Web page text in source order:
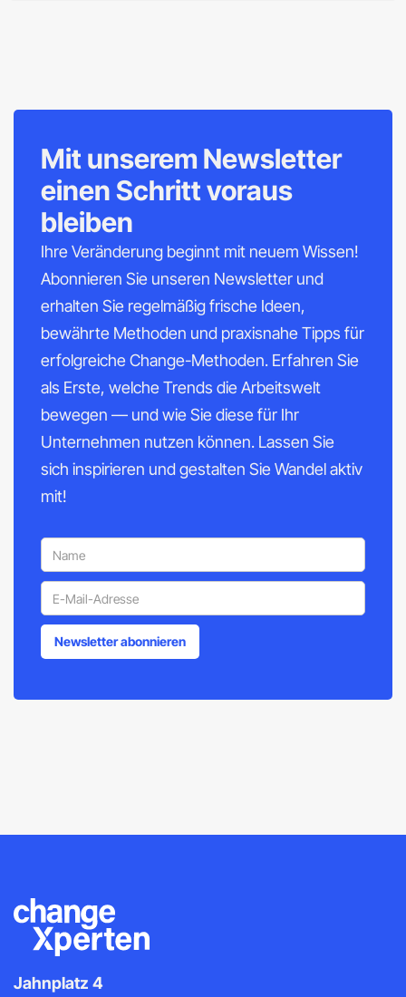
Mit unserem Newsletter
einen Schritt voraus
bleiben
Ihre Veränderung beginnt mit neuem Wissen!
Abonnieren Sie unseren Newsletter und
erhalten Sie regelmäßig frische Ideen,
bewährte Methoden und praxisnahe Tipps für
erfolgreiche Change-Methoden. Erfahren Sie
als Erste, welche Trends die Arbeitswelt
bewegen — und wie Sie diese für Ihr
Unternehmen nutzen können. Lassen Sie
sich inspirieren und gestalten Sie Wandel aktiv
mit!
Jahnplatz 4